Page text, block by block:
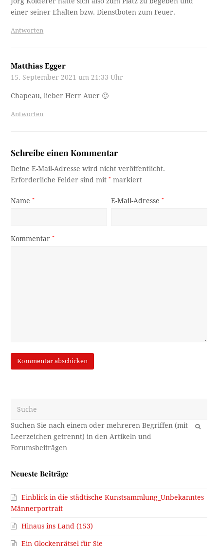
einer seiner Ehalten bzw. Dienstboten zum Feuer.
Antworten
Matthias Egger
15. September 2021 um 21:33 Uhr
Chapeau, lieber Herr Auer 🙂
Antworten
Schreibe einen Kommentar
Deine E-Mail-Adresse wird nicht veröffentlicht.
Erforderliche Felder sind mit* markiert
Name* E-Mail-Adresse*
Kommentar*
OK
Neueste Beiträge
Einblick in die städtische Kunstsammlung_Unbekanntes
Männerportrait
Hinaus ins Land (153)
Ein Glockenrätsel für Sie